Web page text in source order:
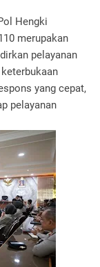
Hengki
merupakan
pelayanan
yang cepat,
pelayanan